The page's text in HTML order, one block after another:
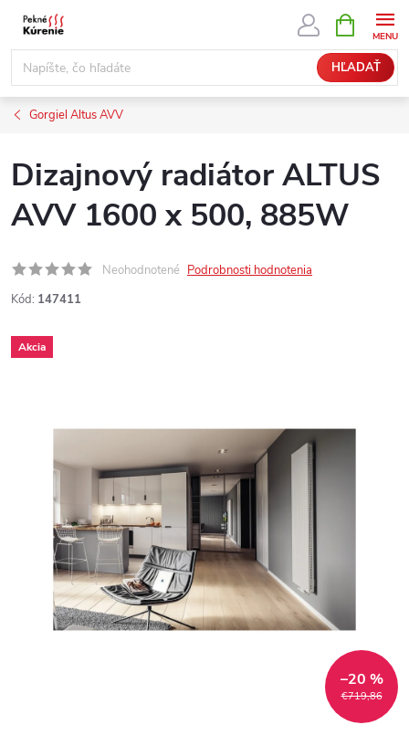
Prejsť
obsah
HĽADAŤ
KOŠÍK
Gorgiel Altus AVV
Dizajnový radiátor ALTUS
AVV 1600 x 500, 885W
Neohodnotené Podrobnosti hodnotenia
Kód: 147411
Akcia
€719,86
–20 %